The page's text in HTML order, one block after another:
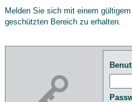
Melden Sie sich mit einem
geschützten Bereich zu erhalten.